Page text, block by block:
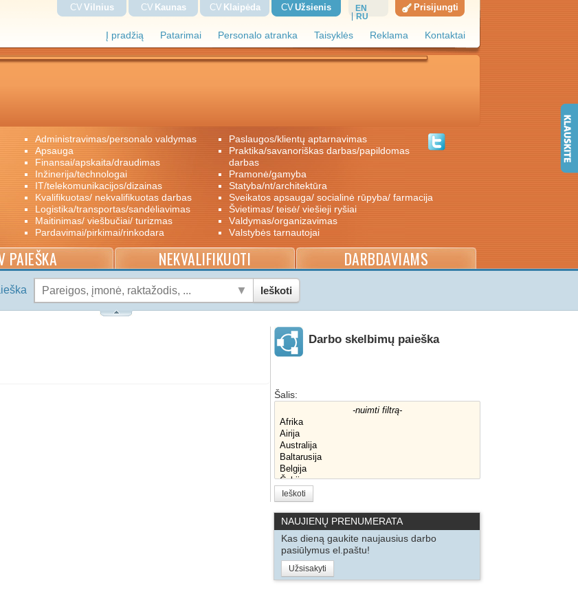
Į pradžią Patarimai Personalo atranka Taisyklės Reklama Kontaktai
CV Vilnius CV Kaunas CV Klaipėda CVUžsienis
EN
RU
Prisijungti
administravimas/personalo valdymas
apsauga
finansai/apskaita/draudimas
inžinerija/technologai
IT/telekomunikacijos/dizainas
kvalifikuotas/ nekvalifikuotas darbas
logistika/transportas/sandėliavimas
maitinimas/ viešbučiai/ turizmas
pardavimai/pirkimai/rinkodara
paslaugos/klientų aptarnavimas
praktika/savanoriškas darbas/papildomas
darbas
pramonė/gamyba
statyba/nt/architektūra
sveikatos apsauga/ socialinė rūpyba/ farmacija
švietimas/ teisė/ viešieji ryšiai
valdymas/organizavimas
valstybės tarnautojai
PAIEŠKA NEKVALIFIKUOTI DARBDAVIAMS
Ieškoti
Darbo skelbimų paieška
Šalis:
Ieškoti
NAUJIENŲ PRENUMERATA
Kas dieną gaukite naujausius darbo
pasiūlymus el.paštu!
Užsisakyti